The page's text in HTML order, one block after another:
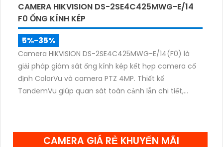
CAMERA HIKVISION DS-2SE4C425MWG-E/14
F0 ỐNG KÍNH KÉP
5%-35%
Camera HIKVISION DS-2SE4C425MWG-E/14(F0) là
giải pháp giám sát ống kính kép kết hợp camera cố
định ColorVu và camera PTZ 4MP. Thiết kế
TandemVu giúp quan sát toàn cảnh lẫn chi tiết,
CAMERA GIÁ RẺ KHUYẾN MÃI